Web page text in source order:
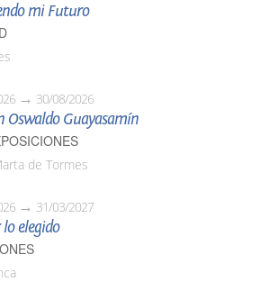
mi Futuro
30/08/2026
Oswaldo Guayasamín
de Tormes
31/03/2027
elegido